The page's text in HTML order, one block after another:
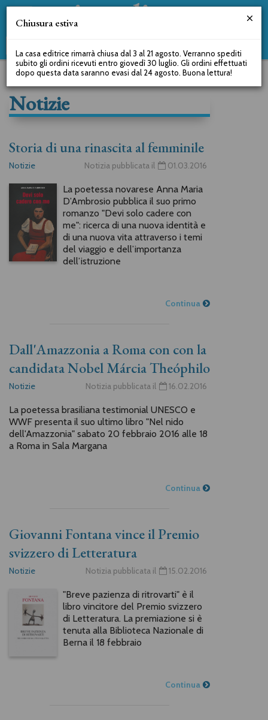
Notizie
Storia di una rinascita al femminile
Notizie Notizia pubblicata il 01.03.2016
La poetessa novarese Anna Maria
D’Ambrosio pubblica il suo primo
romanzo "Devi solo cadere con
me": ricerca di una nuova identità e
di una nuova vita attraverso i temi
del viaggio e dell’importanza
dell’istruzione
Continua
Dall'Amazzonia a Roma con con la
candidata Nobel Márcia Theóphilo
Notizie Notizia pubblicata il 16.02.2016
La poetessa brasiliana testimonial UNESCO e
WWF presenta il suo ultimo libro "Nel nido
dell'Amazzonia" sabato 20 febbraio 2016 alle 18
a Roma in Sala Margana
Continua
Giovanni Fontana vince il Premio
svizzero di Letteratura
Notizie Notizia pubblicata il 15.02.2016
"Breve pazienza di ritrovarti" è il
libro vincitore del Premio svizzero
di Letteratura. La premiazione si è
tenuta alla Biblioteca Nazionale di
Berna il 18 febbraio
Continua
Chiusura estiva
La casa editrice rimarrà chiusa dal 3 al 21 agosto. Verranno spediti
subito gli ordini ricevuti entro giovedì 30 luglio. Gli ordini effettuati
dopo questa data saranno evasi dal 24 agosto. Buona lettura!